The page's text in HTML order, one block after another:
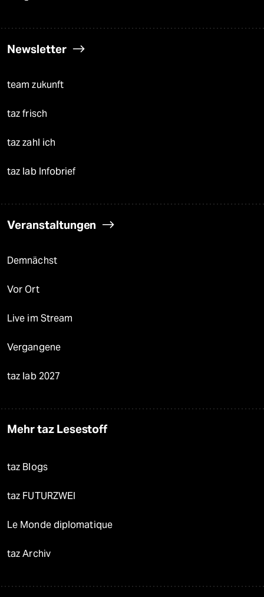
Newsletter
team zukunft
taz frisch
taz zahl ich
taz lab Infobrief
Veranstaltungen
Demnächst
Vor Ort
Live im Stream
Vergangene
taz lab 2027
Mehr taz Lesestoff
taz Blogs
taz FUTURZWEI
Le Monde diplomatique
taz Archiv